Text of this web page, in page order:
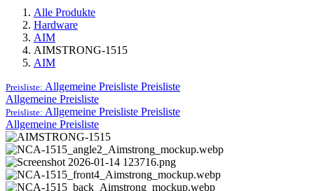
Alle Produkte
Hardware
AIM
AIMSTRONG-1515
AIM
Preisliste: Allgemeine Preisliste Preisliste
Allgemeine Preisliste
Preisliste: Allgemeine Preisliste Preisliste
Allgemeine Preisliste